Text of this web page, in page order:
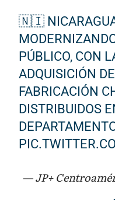
🇳🇮
PÚBLICO, CON
ADQUISICIÓN
FABRICACIÓN
DISTRIBUIDOS
— JP+